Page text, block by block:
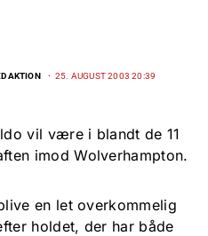
25. AUGUST 2003 20:39
vil være i blandt de 11
imod Wolverhampton.
en let overkommelig
holdet, der har både